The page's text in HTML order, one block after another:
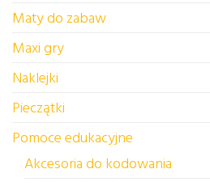
Maty do zabaw
Maxi gry
Naklejki
Pieczątki
Pomoce edukacyjne
Akcesoria do kodowania